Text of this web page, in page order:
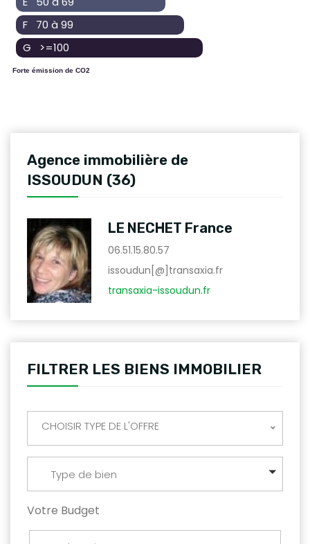
F 70 à 99
G >=100
Forte émission de CO2
Agence immobilière de
ISSOUDUN (36)
LE NECHET France
06.51.15.80.57
issoudun[@]transaxia.fr
transaxia-issoudun.fr
FILTRER LES BIENS IMMOBILIER
CHOISIR TYPE DE L'OFFRE
Type de bien
Votre Budget